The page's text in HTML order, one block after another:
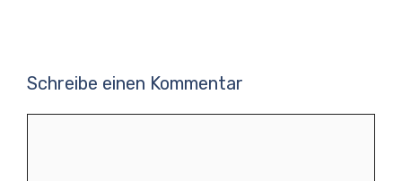
Schreibe einen Kommentar